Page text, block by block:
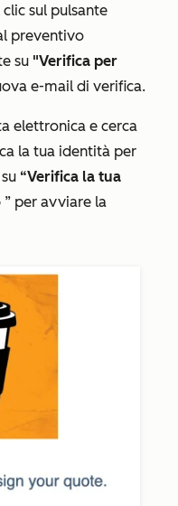
sul pulsante
preventivo
su "Verifica per
e-mail di verifica.
elettronica e cerca
la tua identità per
“Verifica la tua
” per avviare la